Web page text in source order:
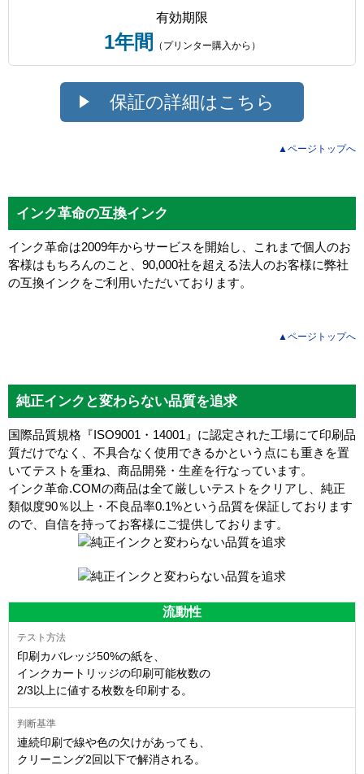
有効期限
1年間 （プリンター購入から）
保証の詳細はこちら
▲ページトップへ
インク革命の互換インク
インク革命は2009年からサービスを開始し、これまで個人のお
客様はもちろんのこと、90,000社を超える法人のお客様に弊社
の互換インクをご利用いただいております。
▲ページトップへ
純正インクと変わらない品質を追求
国際品質規格『ISO9001・14001』に認定された工場にて印刷品
質だけでなく、不具合なく使用できるかという点にも重きを置
いてテストを重ね、商品開発・生産を行なっています。
インク革命.COMの商品は全て厳しいテストをクリアし、 純正
類似度90％以上・不良品率0.1%という品質を保証しております
ので、自信を持ってお客様にご提供しております。
流動性
印刷カバレッジ50%の紙を、
インクカートリッジの印刷可能枚数の
2/3以上に値する枚数を印刷する。
連続印刷で線や色の欠けがあっても、
クリーニング2回以下で解消される。